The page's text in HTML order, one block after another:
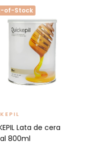
of-Stock
Lata de cera
800ml